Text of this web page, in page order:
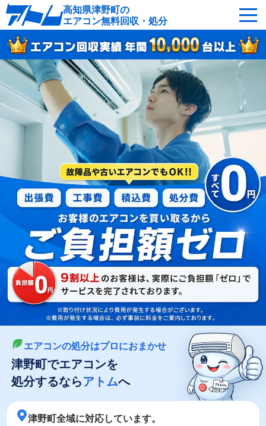
高知県津野町の
エアコン無料回収・処分
サービスの特徴 回収可能なエアコン
対応エリア 回収の流れ
よくあるご質問 運営会社
津野町へ無料出張
最短即日 お急ぎの方はこちら
050-5482-9461
受付：24時間年中無休（通話料無料）
LINEやメールでカンタン依頼
メールで回収依頼 LINEで回収依頼
エアコンの処分はプロにおまかせ
津野町でエアコンを
処分するならアトムへ
津野町全域に対応しています。